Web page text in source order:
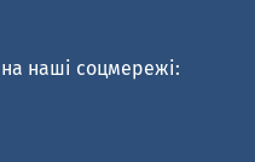
на наші соцмережі: